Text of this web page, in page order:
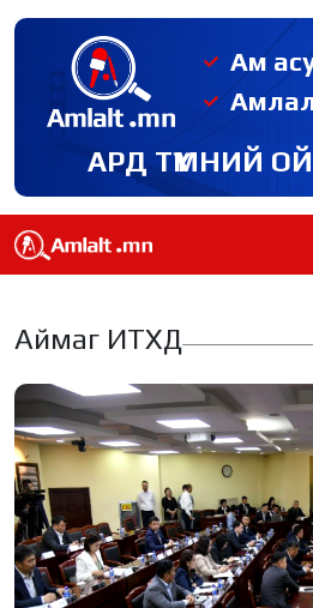
Ам
АРД ТҮМНИЙ
Аймаг ИТХД